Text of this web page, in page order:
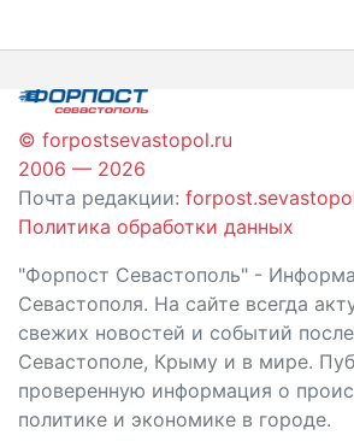
записям
© forpostsevastopol.ru
2006 — 2026
Почта редакции:
Политика обработки данных
"Форпост Севастополь" -
Севастополя. На сайте всегда
свежих новостей и событий
Севастополе, Крыму и в мире.
проверенную информация о
политике и экономике в городе.